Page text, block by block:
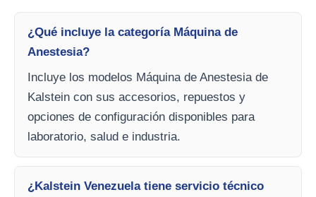
¿Qué incluye la categoría Máquina de
Anestesia?
Incluye los modelos Máquina de Anestesia de
Kalstein con sus accesorios, repuestos y
opciones de configuración disponibles para
laboratorio, salud e industria.
¿Kalstein Venezuela tiene servicio técnico